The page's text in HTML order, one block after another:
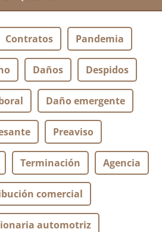
Contratos Pandemia
Daños Despidos
Daño emergente
Preaviso
Terminación Agencia
comercial
automotriz